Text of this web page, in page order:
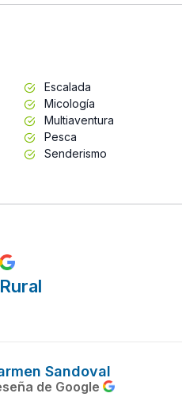
Escalada
Micología
Multiaventura
Pesca
Senderismo
Sandoval
de Google